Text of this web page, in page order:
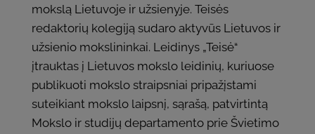
mokslą Lietuvoje ir užsienyje. Teisės
redaktorių kolegiją sudaro aktyvūs Lietuvos ir
užsienio mokslininkai. Leidinys „Teisė“
įtrauktas į Lietuvos mokslo leidinių, kuriuose
publikuoti mokslo straipsniai pripažįstami
suteikiant mokslo laipsnį, sąrašą, patvirtintą
Mokslo ir studijų departamento prie Švietimo